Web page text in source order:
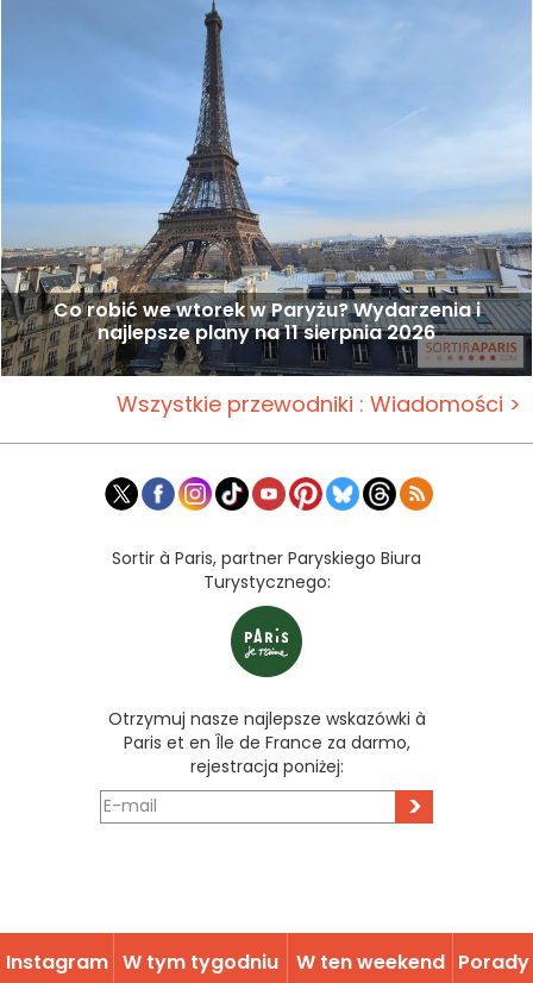
Co robić we wtorek w Paryżu? Wydarzenia i
najlepsze plany na 11 sierpnia 2026
Wszystkie przewodniki : Wiadomości >
Sortir à Paris, partner Paryskiego Biura
Turystycznego:
Otrzymuj nasze najlepsze wskazówki à
Paris et en Île de France za darmo,
rejestracja poniżej:
>
Instagram W tym tygodniu W ten weekend Porady